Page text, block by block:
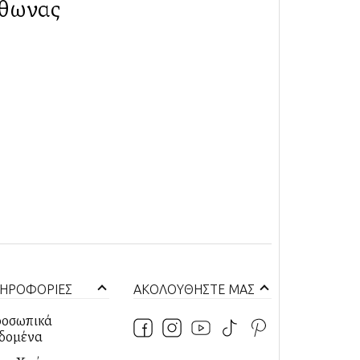
ΑΚΟΛΟΥΘΗΣΤΕ ΜΑΣ